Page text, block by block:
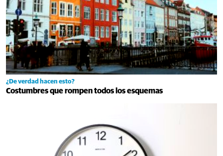
¿De verdad hacen esto?
Costumbres que rompen todos los esquemas